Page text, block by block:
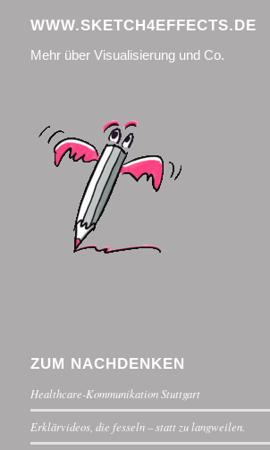
WWW.SKETCH4EFFECTS.DE
Mehr über Visualisierung und Co.
ZUM NACHDENKEN
Healthcare-Kommunikation Stuttgart
Erklärvideos, die fesseln – statt zu langweilen.